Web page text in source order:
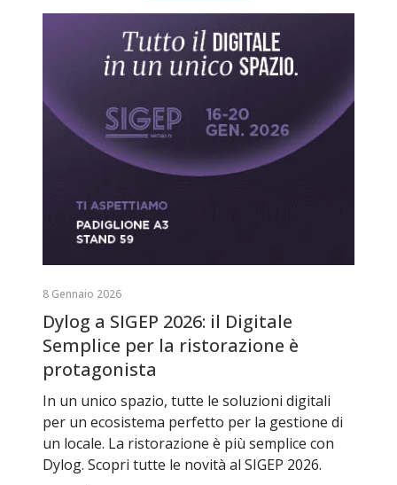
8 Gennaio 2026
Dylog a SIGEP 2026: il Digitale
Semplice per la ristorazione è
protagonista
In un unico spazio, tutte le soluzioni digitali
per un ecosistema perfetto per la gestione di
un locale. La ristorazione è più semplice con
Dylog. Scopri tutte le novità al SIGEP 2026.